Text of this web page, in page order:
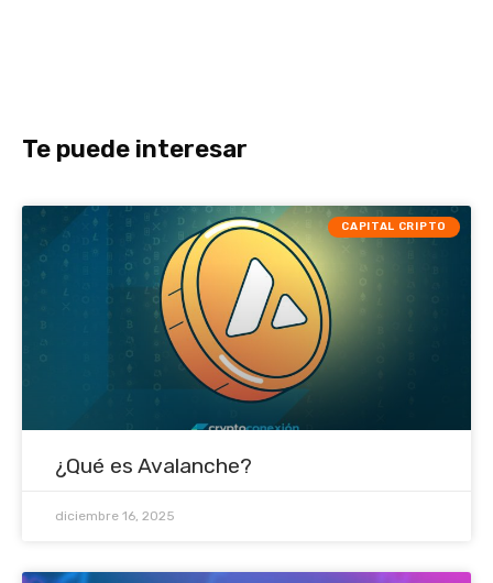
Te puede interesar
CAPITAL CRIPTO
¿Qué es Avalanche?
diciembre 16, 2025